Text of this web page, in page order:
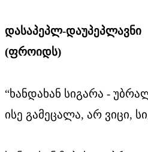
დასაპეპლ-დაუპეპლავნი
(ფროიდს)
“ხანდახან სიგარა -
ისე გამეცალა, არ ვიცი,